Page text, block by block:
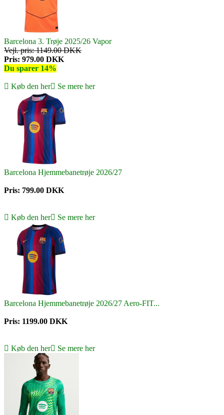
Barcelona 3. Trøje 2025/26 Vapor
Vejl. pris: 1149.00 DKK
Pris: 979.00 DKK
Du sparer 14%
Køb den her Se mere her
Barcelona Hjemmebanetrøje 2026/27
Pris: 799.00 DKK
Køb den her Se mere her
Barcelona Hjemmebanetrøje 2026/27 Aero-FIT...
Pris: 1199.00 DKK
Køb den her Se mere her